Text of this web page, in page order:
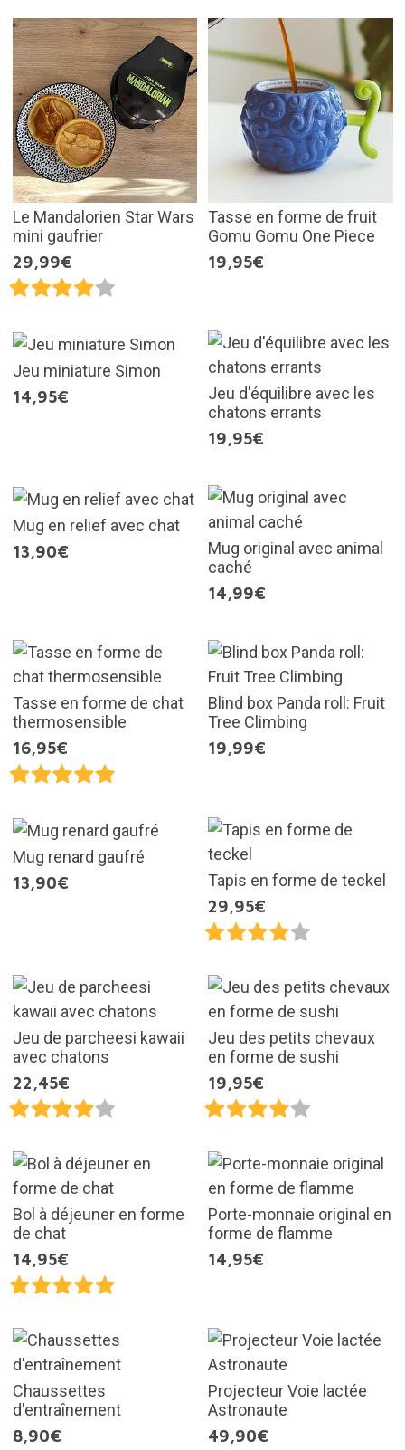
Le Mandalorien Star Wars
mini gaufrier
29,99€
Tasse en forme de fruit
Gomu Gomu One Piece
19,95€
Jeu miniature Simon
14,95€
Jeu d'équilibre avec les
chatons errants
19,95€
Mug en relief avec chat
13,90€
Mug original avec animal
caché
14,99€
Tasse en forme de chat
thermosensible
16,95€
Blind box Panda roll: Fruit
Tree Climbing
19,99€
Mug renard gaufré
13,90€
Tapis en forme de teckel
29,95€
Jeu de parcheesi kawaii
avec chatons
22,45€
Jeu des petits chevaux
en forme de sushi
19,95€
Bol à déjeuner en forme
de chat
14,95€
Porte-monnaie original en
forme de flamme
14,95€
Chaussettes
d'entraînement
8,90€
Projecteur Voie lactée
Astronaute
49,90€